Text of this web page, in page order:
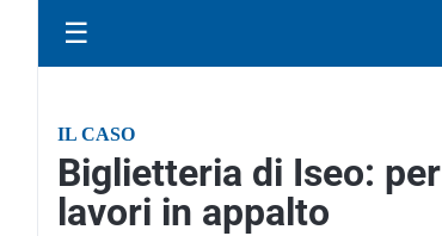
☰
IL CASO
Biglietteria di Iseo:
lavori in appalto